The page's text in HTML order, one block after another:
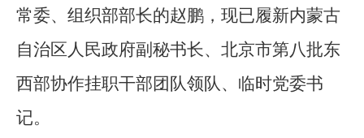
常委、组织部部长的赵鹏，现已履新内蒙古
自治区人民政府副秘书长、北京市第八批东
西部协作挂职干部团队领队、临时党委书
记。